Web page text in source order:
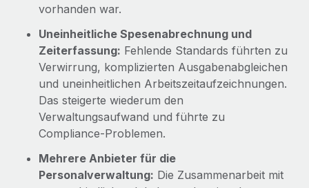
vorhanden war.
Uneinheitliche Spesenabrechnung und
Zeiterfassung: Fehlende Standards führten zu
Verwirrung, komplizierten Ausgabenabgleichen
und uneinheitlichen Arbeitszeitaufzeichnungen.
Das steigerte wiederum den
Verwaltungsaufwand und führte zu
Compliance-Problemen.
Mehrere Anbieter für die
Personalverwaltung: Die Zusammenarbeit mit